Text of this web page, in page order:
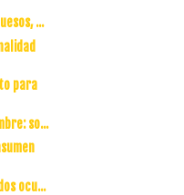
...
para
so...
ocu...